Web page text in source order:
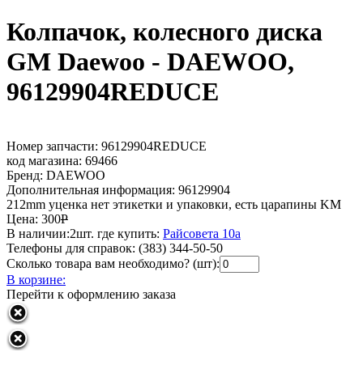
Колпачок, колесного диска
GM Daewoo - DAEWOO,
96129904REDUCE
Номер запчасти: 96129904REDUCE
код магазина: 69466
Бренд: DAEWOO
Дополнительная информация: 96129904
212mm уценка нет этикетки и упаковки, есть царапины KM
Цена: 300Р
В наличии:2шт. где купить: Райсовета 10а
Телефоны для справок: (383) 344-50-50
Сколько товара вам необходимо? (шт):
В корзине:
Перейти к оформлению заказа